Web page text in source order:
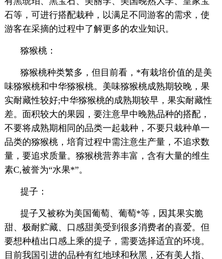
石等，可进行搭配栽种，以满足不同游客的需求，使
游客在采摘的过程中了解更多的农业知识。
猕猴桃：
猕猴桃种类繁多，但目前看，*有栽培价值的是美
味猕猴桃和中华猕猴桃。美味猕猴桃成熟期较晚，果
实耐藏性较好;中华猕猴桃的成熟期较早，果实耐藏性
差。面积较大的果园，要注意早中晚熟品种的搭配，
不要将成熟期相同的品类一起栽种，不要只栽种单一
品类的猕猴桃，培育过程中需注意生产量，不追求数
量，要追求质量。猕猴桃营养丰富，含有大量的维生
素C,被誉为“水果*”。
提子：
提子又被称为美国葡萄、葡萄*等，因其果实脆
甜、极耐贮藏、口感甜美受到很多消费者的喜爱。但
要想种植出口感上乘的提子，需要选择适宜的环境。
目前我国引进的品种有红地球和秋黑，还有美人指、